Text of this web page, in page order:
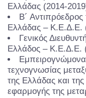
Ελλάδας (2014-
Β´
Ελλάδας – Κ.Ε.Δ.Ε.
Γενικός
Ελλάδος – Κ.Ε.Δ.Ε.
τεχνογνωσίας
της Ελλάδας και
εφαρμογής της